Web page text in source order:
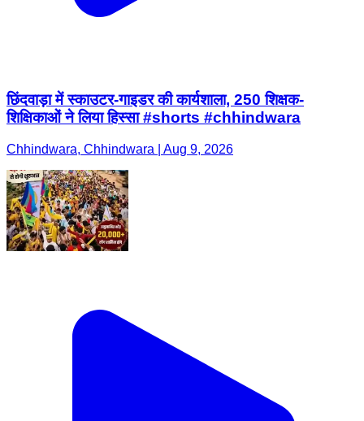
छिंदवाड़ा में स्काउटर-गाइडर की कार्यशाला, 250 शिक्षक-
शिक्षिकाओं ने लिया हिस्सा #shorts #chhindwara
Chhindwara, Chhindwara | Aug 9, 2026